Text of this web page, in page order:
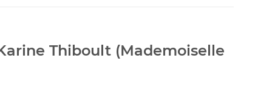
Thiboult (Mademoiselle